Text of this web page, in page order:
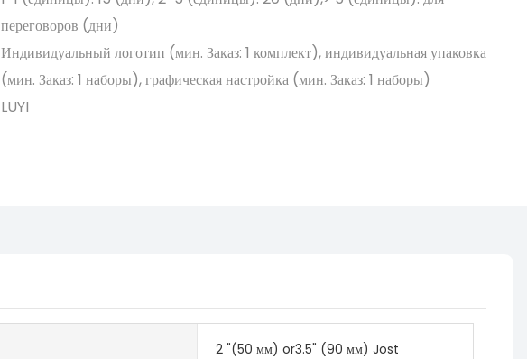
переговоров (дни)
Индивидуальный логотип (мин. Заказ: 1 комплект), индивидуальная упаковка
(мин. Заказ: 1 наборы), графическая настройка (мин. Заказ: 1 наборы)
LUYI
2 "(50 мм) or3.5" (90 мм) Jost